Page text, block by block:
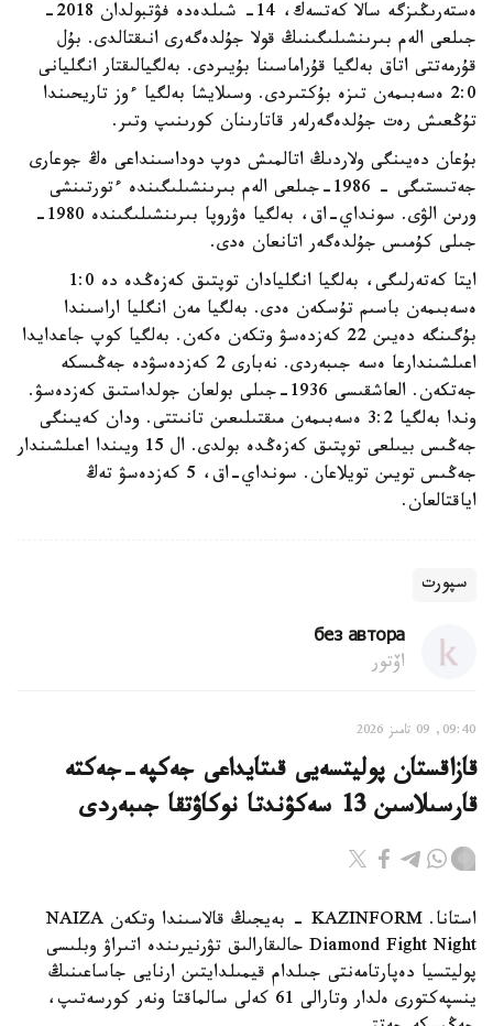
ەستەرىڭىزگە سالا كەتسەك، 14- شىلدەدە فۋتبولدان 2018-
جىلعى الەم بىرىنشىلىگىنىڭ قولا جۇلدەگەرى انىقتالدى. بۇل
قۇرمەتتى اتاق بەلگيا قۇراماسىنا بۇيىردى. بەلگيالىقتار انگليانى
2:0 ەسەبىمەن تىزە بۇكتىردى. وسىلايشا بەلگيا ءوز تاريحىندا
تۇڭعىش رەت جۇلدەگەرلەر قاتارىنان كورىنىپ وتىر.
بۇعان دەيىنگى ولاردىڭ اتالمىش دوپ دوداسىنداعى ەڭ جوعارى
جەتىستىگى - 1986-جىلعى الەم بىرىنشىلىگىندە ءتورتىنشى
ورىن الۋى. سونداي-اق، بەلگيا ەۋروپا بىرىنشىلىگىندە 1980-
جىلى كۇمىس جۇلدەگەر اتانعان ەدى.
ايتا كەتەرلىگى، بەلگيا انگليادان توپتىق كەزەڭدە دە 1:0
ەسەبىمەن باسىم تۇسكەن ەدى. بەلگيا مەن انگليا اراسىندا
بۇگىنگە دەيىن 22 كەزدەسۋ وتكەن ەكەن. بەلگيا كوپ جاعدايدا
اعىلشىندارعا ەسە جىبەردى. نەبارى 2 كەزدەسۋدە جەڭىسكە
جەتكەن. العاشقىسى 1936-جىلى بولعان جولداستىق كەزدەسۋ.
وندا بەلگيا 3:2 ەسەبىمەن مىقتىلىعىن تانىتتى. ودان كەيىنگى
جەڭىس بيىلعى توپتىق كەزەڭدە بولدى. ال 15 ويىندا اعىلشىندار
جەڭىس تويىن تويلاعان. سونداي-اق، 5 كەزدەسۋ تەڭ
اياقتالعان.
سپورت
без автора
اۆتور
09:40, 09 تامىز 2026
قازاقستان پوليتسەيى قىتايداعى جەكپە-جەكتە
قارسىلاسىن 13 سەكۋندتا نوكاۋتقا جىبەردى
استانا. KAZINFORM - بەيجىڭ قالاسىندا وتكەن NAIZA
Diamond Fight Night حالىقارالىق تۋرنيرىندە اتىراۋ وبلىسى
پوليتسيا دەپارتامەنتى جىلدام قيمىلدايتىن ارنايى جاساعىنىڭ
ينسپەكتورى ەلدار وتارالى 61 كەلى سالماقتا ونەر كورسەتىپ،